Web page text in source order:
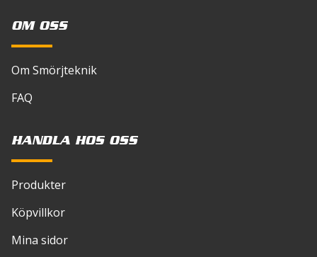
OM OSS
Om Smörjteknik
FAQ
HANDLA HOS OSS
Produkter
Köpvillkor
Mina sidor